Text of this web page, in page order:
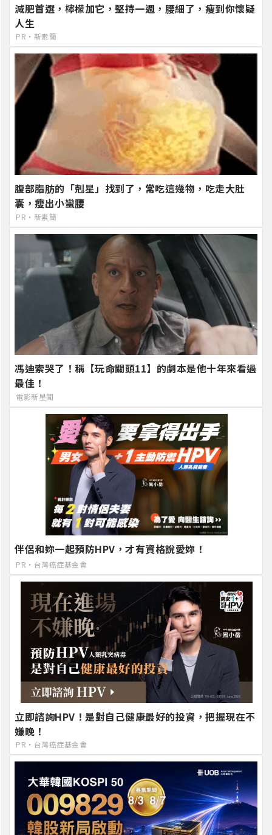
減肥首選，檸檬加它，堅持一週，腰細了，瘦到你懷疑
人生
PR・新素簡
腹部脂肪的「剋星」找到了，常吃這幾物，吃走大肚
囊，瘦出小蠻腰
PR・新素簡
馮迪索哭了！稱【玩命關頭11】的劇本是他十年來看過
最佳！
電影新星聞
伴侶和妳一起預防HPV，才有資格說愛妳！
PR・台灣癌症基金會
立即諮詢HPV！是對自己健康最好的投資，把握現在不
嫌晚！
PR・台灣癌症基金會